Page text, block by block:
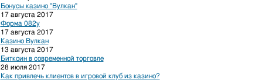
Бонусы казино "Вулкан"
17 августа 2017
Форма 082у
17 августа 2017
Казино Вулкан
13 августа 2017
Биткоин в современной торговле
28 июля 2017
Как привлечь клиентов в игровой клуб из казино?